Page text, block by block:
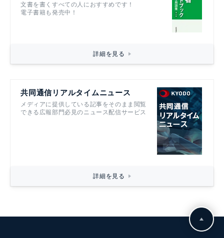
文書を書くすべての人におすすめです！
電子書籍も発売中！
詳細を見る
共同通信リアルタイムニュース
メディアに提供している記事をそのまま閲覧
できる広報部門必見のニュース配信サービス
詳細を見る